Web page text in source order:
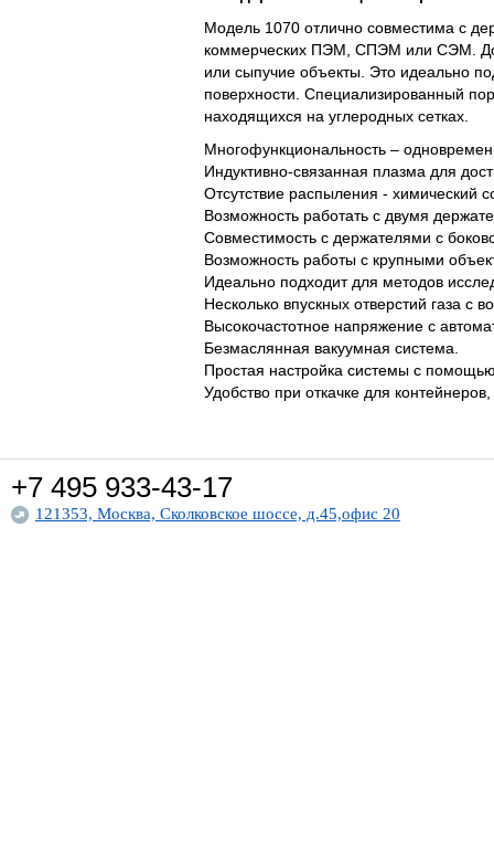
Модель 1070 отлично совместима с
коммерческих ПЭМ, СПЭМ или СЭМ.
или сыпучие объекты. Это идеально
поверхности. Специализированный
находящихся на углеродных сетках.
Многофункциональность –
Индуктивно-связанная плазма для
Отсутствие распыления - химический
Возможность работать с двумя
Совместимость с держателями с
Возможность работы с крупными
Идеально подходит для методов
Несколько впускных отверстий газа с
Высокочастотное напряжение с
Безмаслянная вакуумная система.
Простая настройка системы с
Удобство при откачке для
+7 495 933-43-17
121353, Москва, Сколковское шоссе, д.45,офис 20